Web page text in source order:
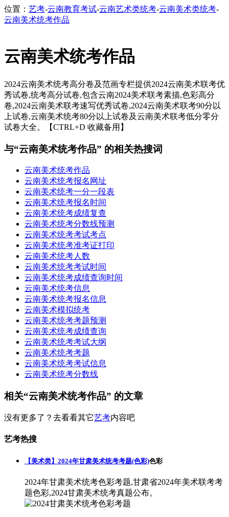
位置： 艺考-云南教育考试-云南艺术类统考-云南美术类统考-
云南美术统考作品
云南美术统考作品
2024云南美术统考高分卷及范画专栏提供2024云南美术联考优
秀试卷,统考高分试卷,包含云南2024美术联考素描,色彩高分
卷,2024云南美术联考速写优秀试卷,2024云南美术联考90分以
上试卷,云南美术统考80分以上试卷及云南美术联考低分零分
试卷大全。【CTRL+D 收藏备用】
与“云南美术统考作品” 的相关热搜词
云南美术统考作品
云南美术统考报名网址
云南美术统考一分一段表
云南美术统考报名时间
云南美术统考成绩复查
云南美术统考分数线预测
云南美术统考考试考点
云南美术统考准考证打印
云南美术统考人数
云南美术统考考试时间
云南美术统考成绩查询时间
云南美术统考信息
云南美术统考报名信息
云南美术模拟统考
云南美术统考考题预测
云南美术统考成绩查询
云南美术统考考试大纲
云南美术统考考题
云南美术统考考试信息
云南美术统考分数线
相关“云南美术统考作品” 的文章
没有更多了？去看看其它艺考内容吧
艺考热搜
【美术类】2024年甘肃美术统考考题(色彩)色彩
2024年甘肃美术统考色彩考题,甘肃省2024年美术联考考
题色彩,2024甘肃美术统考真题公布。